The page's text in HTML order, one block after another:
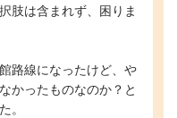
肢は含まれず、困りま
路線になったけど、や
かったものなのか？と
。